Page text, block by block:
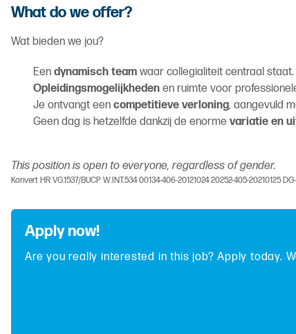
What do we offer?
Wat bieden we jou?
Een dynamisch team waar collegialiteit centraal staat.
Opleidingsmogelijkheden en ruimte voor
Je ontvangt een competitieve verloning, aangevuld
Geen dag is hetzelfde dankzij de enorme variatie en
This position is open to everyone, regardless of gender.
Konvert HR VG.1537/BUCP W.INT.534 00134-406-20121024 20252-405-20210125
Apply now!
Are you really interested in this job? Apply today.